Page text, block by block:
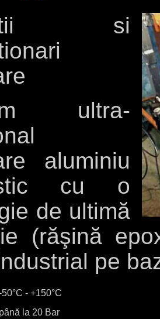
si
ultra-
aluminiu
cu o
de ultimă
(răşină
pe
50°C - +150°C
până la 20 Bar